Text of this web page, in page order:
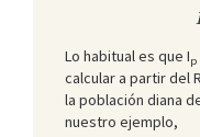
Lo habitual es que Ip
calcular a partir del
la población diana
nuestro ejemplo,